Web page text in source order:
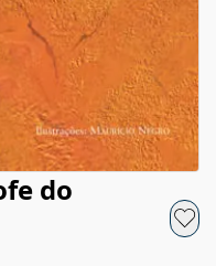
do